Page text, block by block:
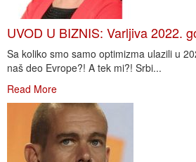
UVOD U BIZNIS: Varljiva 2022.
Sa koliko smo samo optimizma ulazili u
naš deo Evrope?! A tek mi?! Srbi...
Read More